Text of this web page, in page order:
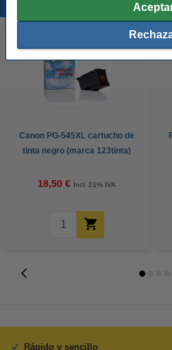
Productos
Canon PG-545XL cartucho de
tinta negro (marca 123tinta)
18,50 € Incl. 21% IVA
Rápido y sencillo